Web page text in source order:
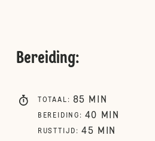
Bereiding:
TOTAAL : 85 MIN
BEREIDING : 40 MIN
RUSTTIJD : 45 MIN